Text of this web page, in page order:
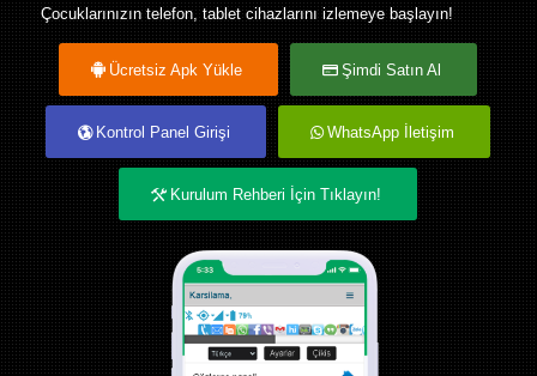
Çocuklarınızın telefon, tablet cihazlarını izlemeye başlayın!
Ücretsiz Apk Yükle Şimdi Satın Al
Kontrol Panel Girişi WhatsApp İletişim
Kurulum Rehberi İçin Tıklayın!